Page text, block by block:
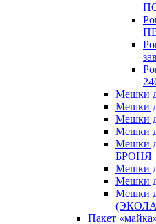
Мешки
Мешки
Мешки
Мешки
Мешки
БРОНЯ
Мешки
Мешки
Мешки
Пакет